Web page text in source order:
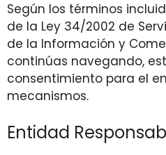
Según los términos
de la Ley 34/2002 de
de la Información y
continúas navegando,
consentimiento para el
mecanismos.
Entidad